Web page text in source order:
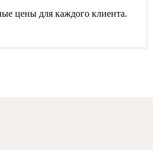
цены для каждого клиента.